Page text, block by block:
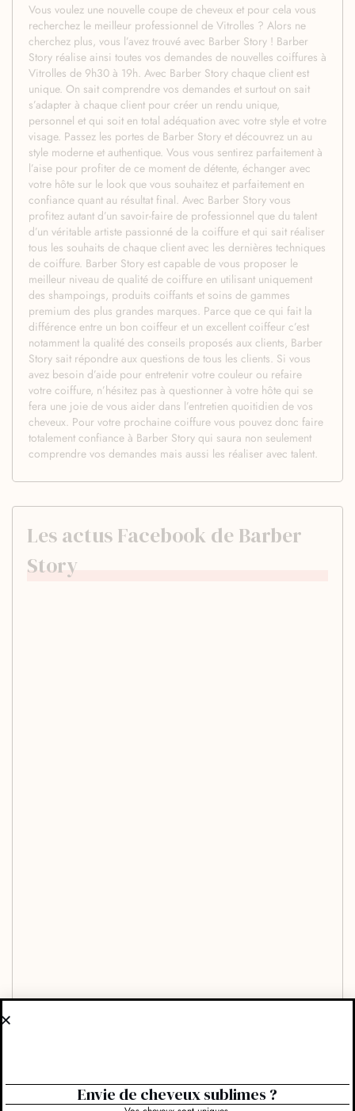
Vous voulez une nouvelle coupe de cheveux et pour cela vous
recherchez le meilleur professionnel de Vitrolles ? Alors ne
cherchez plus, vous l’avez trouvé avec Barber Story ! Barber
Story réalise ainsi toutes vos demandes de nouvelles coiffures à
Vitrolles de 9h30 à 19h. Avec Barber Story chaque client est
unique. On sait comprendre vos demandes et surtout on sait
s’adapter à chaque client pour créer un rendu unique,
personnel et qui soit en total adéquation avec votre style et votre
visage. Passez les portes de Barber Story et découvrez un au
style moderne et authentique. Vous vous sentirez parfaitement à
l’aise pour profiter de ce moment de détente, échanger avec
votre hôte sur le look que vous souhaitez et parfaitement en
confiance quant au résultat final. Avec Barber Story vous
profitez autant d’un savoir-faire de professionnel que du talent
d’un véritable artiste passionné de la coiffure et qui sait réaliser
tous les souhaits de chaque client avec les dernières techniques
de coiffure. Barber Story est capable de vous proposer le
meilleur niveau de qualité de coiffure en utilisant uniquement
des shampoings, produits coiffants et soins de gammes
premium des plus grandes marques. Parce que ce qui fait la
différence entre un bon coiffeur et un excellent coiffeur c’est
notamment la qualité des conseils proposés aux clients, Barber
Story sait répondre aux questions de tous les clients. Si vous
avez besoin d’aide pour entretenir votre couleur ou refaire
votre coiffure, n’hésitez pas à questionner à votre hôte qui se
fera une joie de vous aider dans l’entretien quoitidien de vos
cheveux. Pour votre prochaine coiffure vous pouvez donc faire
totalement confiance à Barber Story qui saura non seulement
comprendre vos demandes mais aussi les réaliser avec talent.
Les actus Facebook de Barber
Story
Envie de cheveux sublimes ?